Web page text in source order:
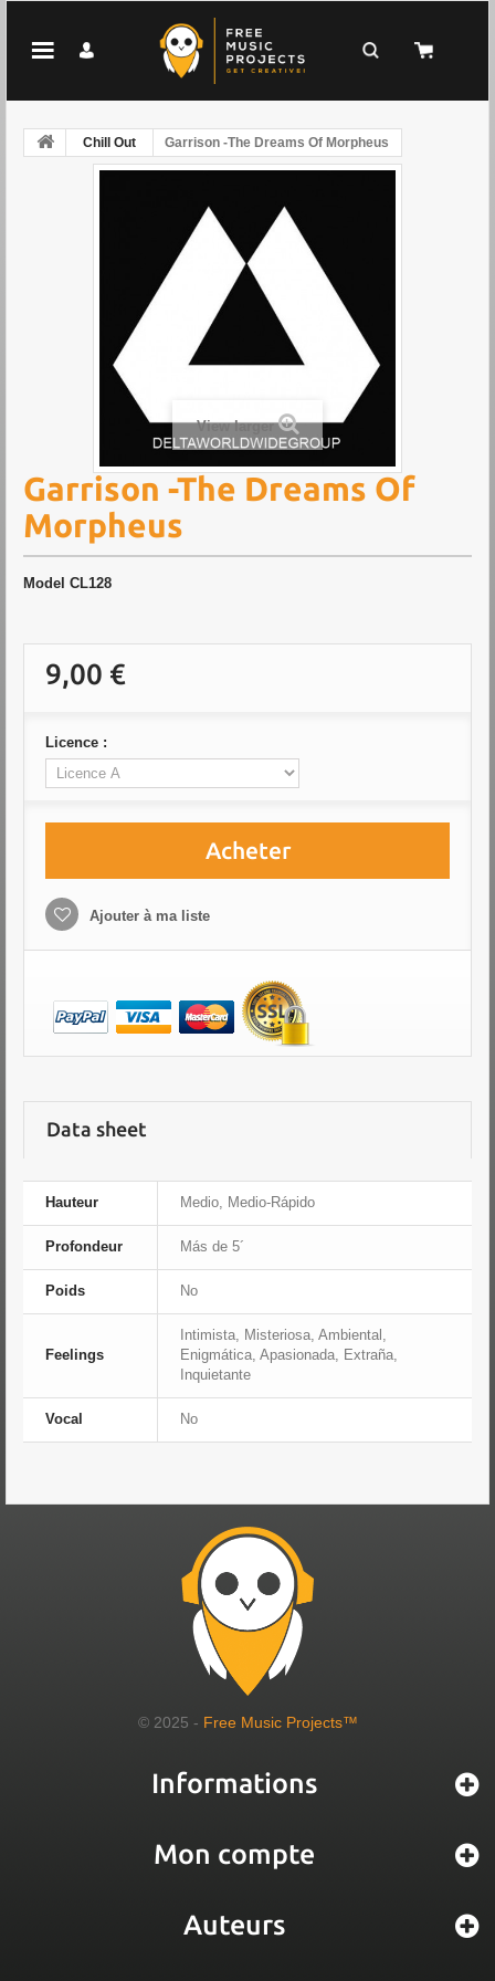
Chill Out Garrison -The Dreams Of Morpheus
View larger
Garrison -The Dreams Of
Morpheus
Model CL128
9,00 €
Licence :
Acheter
Ajouter à ma liste
Data sheet
Hauteur Medio, Medio-Rápido
Profondeur Más de 5´
Poids No
Feelings
Intimista, Misteriosa, Ambiental,
Enigmática, Apasionada, Extraña,
Inquietante
Vocal No
© 2025 - Free Music Projects™
Informations
Mon compte
Auteurs